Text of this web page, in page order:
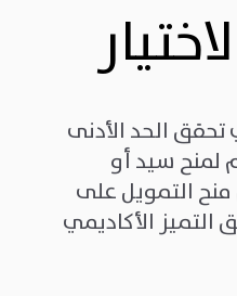
الحد الأدنى
لمنح سيد أو
التمويل على
الأكاديمي